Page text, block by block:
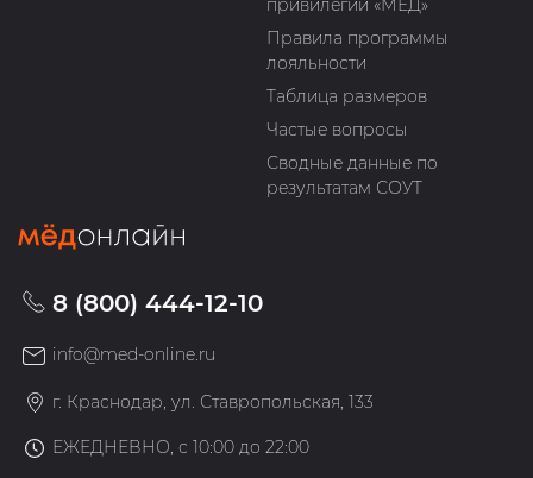
привилегий «МЁД»
Правила программы
лояльности
Таблица размеров
Частые вопросы
Сводные данные по
результатам СОУТ
8 (800) 444-12-10
info@med-online.ru
г. Краснодар, ул. Ставропольская, 133
ЕЖЕДНЕВНО, с 10:00 до 22:00